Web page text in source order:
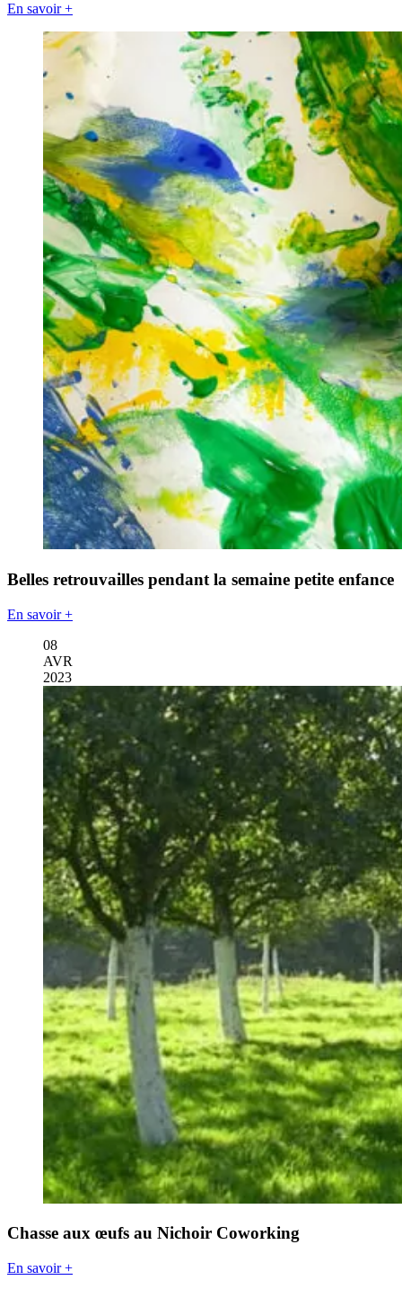
En savoir +
Belles retrouvailles pendant la semaine petite enfance
En savoir +
08
AVR
2023
Chasse aux œufs au Nichoir Coworking
En savoir +